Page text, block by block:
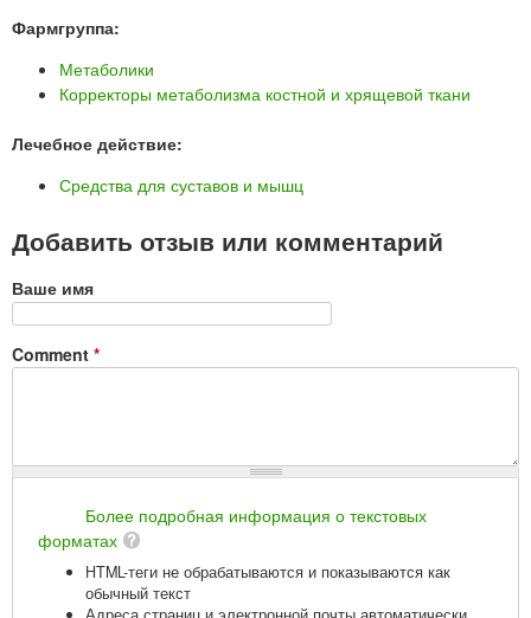
Фармгруппа:
Метаболики
Корректоры метаболизма костной и хрящевой ткани
Лечебное действие:
Средства для суставов и мышц
Добавить отзыв или комментарий
Ваше имя
Comment *
Более подробная информация о текстовых
форматах
HTML-теги не обрабатываются и показываются как
обычный текст